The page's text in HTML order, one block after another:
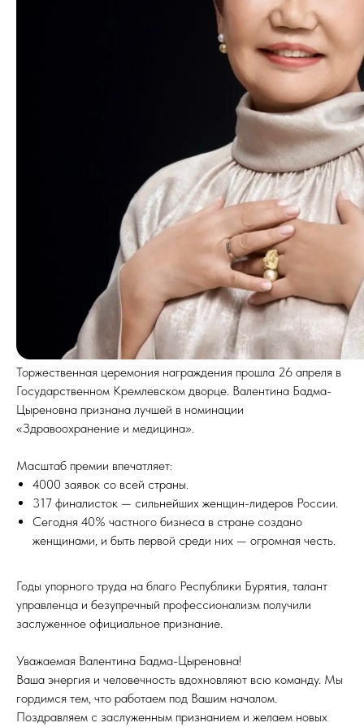
Торжественная церемония награждения прошла 26 апреля в
Государственном Кремлевском дворце. Валентина Бадма-
Цыреновна признана лучшей в номинации
«Здравоохранение и медицина».
Масштаб премии впечатляет:
4000 заявок со всей страны.
317 финалисток — сильнейших женщин-лидеров России.
Сегодня 40% частного бизнеса в стране создано
женщинами, и быть первой среди них — огромная честь.
Годы упорного труда на благо Республики Бурятия, талант
управленца и безупречный профессионализм получили
заслуженное официальное признание.
Уважаемая Валентина Бадма-Цыреновна!
Ваша энергия и человечность вдохновляют всю команду. Мы
гордимся тем, что работаем под Вашим началом.
Поздравляем с заслуженным признанием и желаем новых